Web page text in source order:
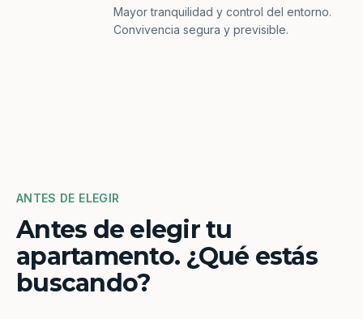
Mayor tranquilidad y control del entorno.
Convivencia segura y previsible.
ANTES DE ELEGIR
Antes de elegir tu
apartamento. ¿Qué estás
buscando?